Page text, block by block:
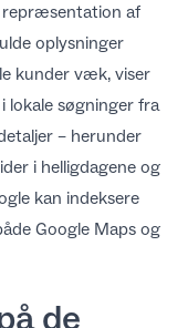
repræsentation af
oplysninger
kunder væk, viser
søgninger fra
– herunder
i helligdagene og
kan indeksere
Google Maps og
de